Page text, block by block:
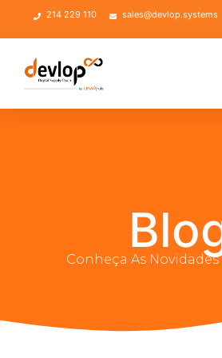
214 229 110 sales@devlop.systems
Conheça As